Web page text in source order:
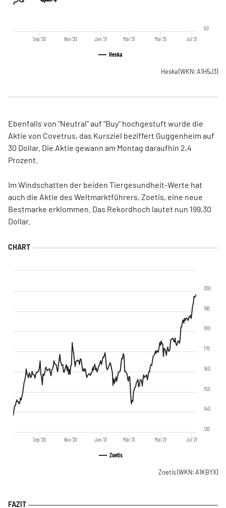
Heska
Sep '20 Nov '20 Jan '21 Mär '21 Mai '21 Jul '21
50
Heska(WKN: A1H5J3)
Ebenfalls von "Neutral" auf "Buy" hochgestuft wurde die
Aktie von Covetrus, das Kursziel beziffert Guggenheim auf
30 Dollar. Die Aktie gewann am Montag daraufhin 2,4
Prozent.
Im Windschatten der beiden Tiergesundheit-Werte hat
auch die Aktie des Weltmarktführers, Zoetis, eine neue
Bestmarke erklommen. Das Rekordhoch lautet nun 199,30
Dollar.
Zoetis
Sep '20 Nov '20 Jan '21 Mär '21 Mai '21 Jul '21
130
140
150
160
170
180
190
200
Zoetis(WKN: A1KBYX)